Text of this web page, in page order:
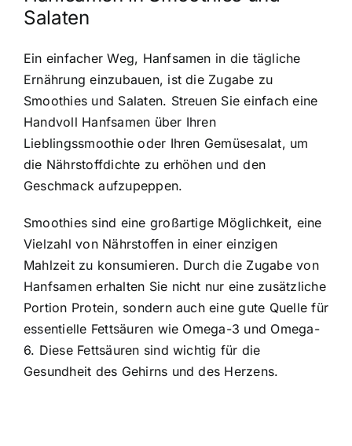
Salaten
Ein einfacher Weg, Hanfsamen in die tägliche
Ernährung einzubauen, ist die Zugabe zu
Smoothies und Salaten. Streuen Sie einfach eine
Handvoll Hanfsamen über Ihren
Lieblingssmoothie oder Ihren Gemüsesalat, um
die Nährstoffdichte zu erhöhen und den
Geschmack aufzupeppen.
Smoothies sind eine großartige Möglichkeit, eine
Vielzahl von Nährstoffen in einer einzigen
Mahlzeit zu konsumieren. Durch die Zugabe von
Hanfsamen erhalten Sie nicht nur eine zusätzliche
Portion Protein, sondern auch eine gute Quelle für
essentielle Fettsäuren wie Omega-3 und Omega-
6. Diese Fettsäuren sind wichtig für die
Gesundheit des Gehirns und des Herzens.